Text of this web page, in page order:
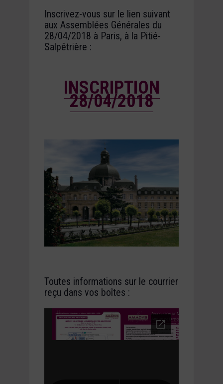
Inscrivez-vous sur le lien suivant
aux Assemblées Générales du
28/04/2018 à Paris, à la Pitié-
Salpêtrière :
INSCRIPTION
28/04/2018
Toutes informations sur le courrier
reçu dans vos boîtes :